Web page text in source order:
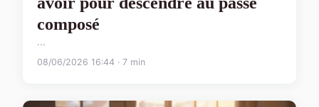
composé
...
08/06/2026 16:44 · 7 min